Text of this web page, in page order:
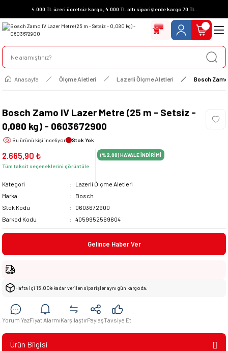
4.000 TL üzeri ücretsiz kargo, 4.000 TL altı siparişlerde kargo 70 TL.
Anasayfa Ölçme Aletleri Lazerli Ölçme Aletleri Bosch
Bosch Zamo IV Lazer Metre (25 m - Setsiz -
0,080 kg) - 0603672900
Bu ürünü kişi inceliyor Stok Yok
2.665,90 ₺
Tüm taksit seçeneklerini görüntüle
(%2,00)HAVALE İNDİRİMİ
Kategori
Lazerli Ölçme Aletleri
Marka
Bosch
Stok Kodu
0603672900
Barkod Kodu
4059952569604
Gelince Haber Ver
Hafta içi 15:00’e kadar verilen siparişler aynı gün kargoda.
Yorum YazFiyat AlarmıKarşılaştırPaylaşTavsiye Et
Ürün Bilgisi